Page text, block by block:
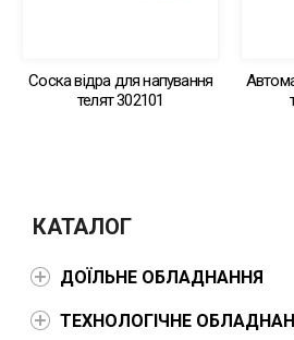
Соска відра для напування
телят 302101
КАТАЛОГ
ДОЇЛЬНЕ ОБЛАДНАННЯ
ТЕХНОЛОГІЧНЕ